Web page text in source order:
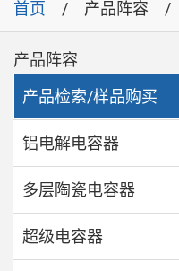
首页 产品阵容
产品阵容
产品检索/样品购买
铝电解电容器
多层陶瓷电容器
超级电容器